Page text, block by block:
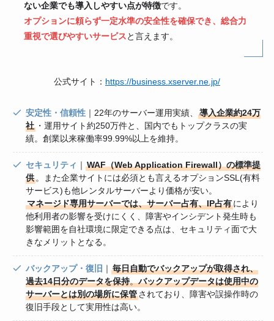
ない企業でも導入しやすい点が特徴です。
オプションに頼らず一定水準の安全性を確保でき、総合力
重視で選びやすいサービスと言えます。
公式サイト： https://business.xserver.ne.jp/
安定性・信頼性 ｜22年のサーバー運用実績、導入企業約24万
社 ・運用サイト約250万件と、国内でもトップクラスの実
績。創業以来稼働率99.99%以上を維持。
セキュリティ ｜WAF（Web Application Firewall）の標準提
供 。また企業サイトには必須とも言えるオプションSSL(有料
サービス)も他レンタルサーバーより価格が安い。
マネージド専用サーバーでは、サーバー占有、IP占有により
他利用者の影響を受けにくく、障害やインシデント発生時も
影響範囲を自社環境に限定できる点は、セキュリティ面で大
きなメリットとなる。
バックアップ・復旧 ｜毎日自動でバックアップが取得され、
過去14日分のデータを保持。バックアップデータは使用中の
サーバーとは別の場所に保管されており、障害や誤操作時の
復旧手段として実用性は高い。